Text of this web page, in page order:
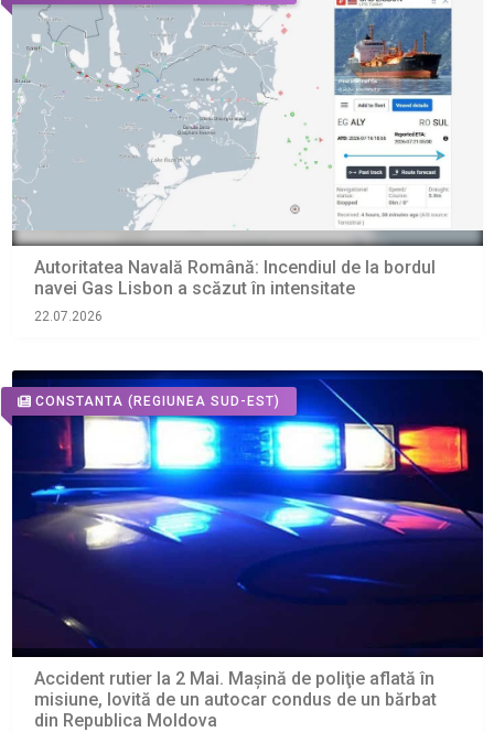
Autoritatea Navală Română: Incendiul de la bordul
navei Gas Lisbon a scăzut în intensitate
22.07.2026
CONSTANTA (REGIUNEA SUD-EST)
Accident rutier la 2 Mai. Maşină de poliţie aflată în
misiune, lovită de un autocar condus de un bărbat
din Republica Moldova